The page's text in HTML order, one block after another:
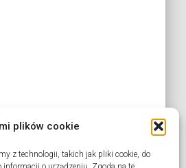
plików cookie
z technologii, takich jak pliki cookie, do